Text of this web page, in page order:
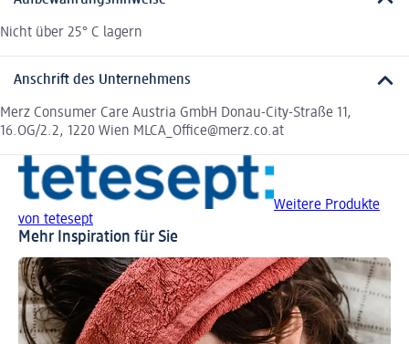
Nicht über 25° C lagern
Anschrift des Unternehmens
Merz Consumer Care Austria GmbH Donau-City-Straße 11,
16.OG/2.2, 1220 Wien MLCA_Office@merz.co.at
Weitere Produkte
von tetesept
Mehr Inspiration für Sie